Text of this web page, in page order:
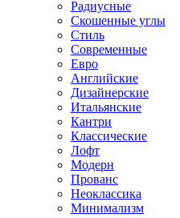
Радиусные
Скошенные углы
Стиль
Современные
Евро
Английские
Дизайнерские
Итальянские
Кантри
Классические
Лофт
Модерн
Прованс
Неоклассика
Минимализм